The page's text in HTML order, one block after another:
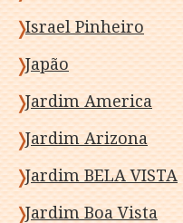
Israel Pinheiro
Japão
Jardim America
Jardim Arizona
Jardim BELA VISTA
Jardim Boa Vista